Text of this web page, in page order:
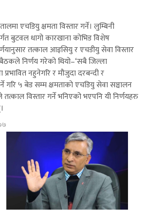
एचडियु क्षमता विस्तार गर्ने। लुम्बिनी
बुटवल धागो कारखाना कोभिड विशेष
तत्काल आइसियु र एचडीयु सेवा विस्तार
निर्णय गरेको थियो–‘सबै जिल्ला
नहुनेगरि र मौजुदा दरबन्दी र
गरि ५ बेड सम्म क्षमताको एचडियु सेवा सञ्चालन
तत्काल विस्तार गर्ने भनिएको भएपनि यी निर्णयहरु